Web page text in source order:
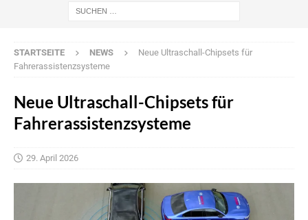
STARTSEITE NEWS
Neue Ultraschall-Chipsets für
Fahrerassistenzsysteme
Neue Ultraschall-Chipsets für
Fahrerassistenzsysteme
29. April 2026